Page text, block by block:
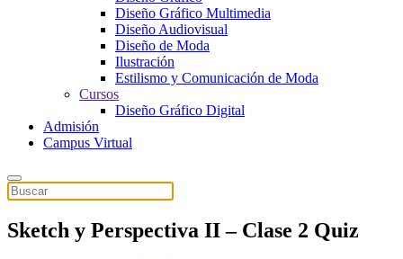
Diseño Gráfico Multimedia
Diseño Audiovisual
Diseño de Moda
Ilustración
Estilismo y Comunicación de Moda
Cursos
Diseño Gráfico Digital
Admisión
Campus Virtual
Sketch y Perspectiva II – Clase 2 Quiz